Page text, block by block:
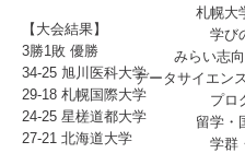
札幌大
学び
みらい志
データサイエン
プロ
留学・
学群
【大会結果】
3勝1敗 優勝
34-25 旭川医科大学
29-18 札幌国際大学
24-25 星槎道都大学
27-21 北海道大学